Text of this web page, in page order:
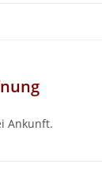
Ankunft.